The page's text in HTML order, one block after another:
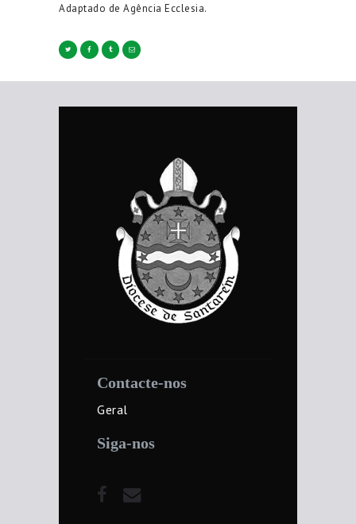
Adaptado de Agência Ecclesia.
Contacte-nos
Geral
Siga-nos